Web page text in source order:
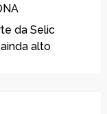
da Selic
alto